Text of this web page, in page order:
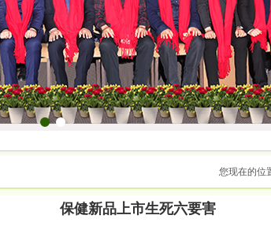
1 2
您现在的位
保健新品上市生死六要害